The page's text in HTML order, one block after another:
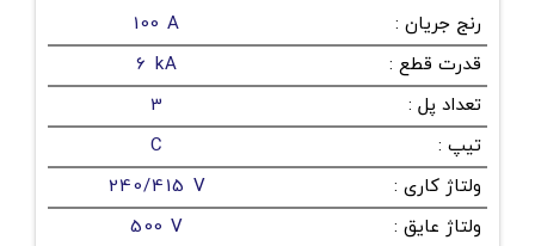
رنج جریان :
100 A
قدرت قطع :
6 kA
تعداد پل :
3
تیپ :
C
ولتاژ کاری :
240/415 V
ولتاژ عایق :
500 V